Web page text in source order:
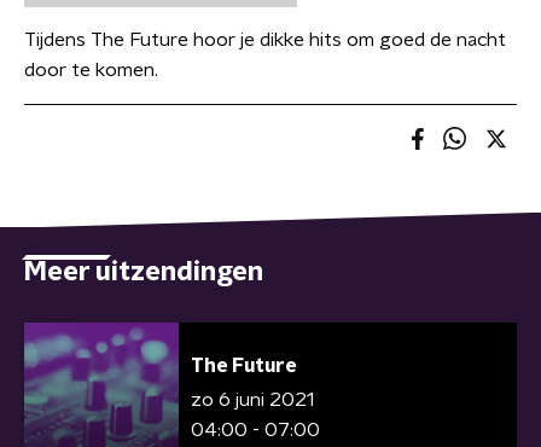
Tijdens The Future hoor je dikke hits om goed de nacht
door te komen.
Meer uitzendingen
The Future
zo 6 juni 2021
04:00 - 07:00